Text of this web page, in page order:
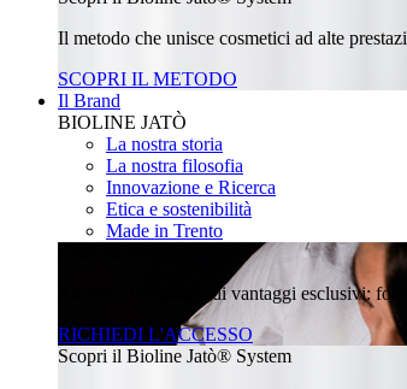
Il metodo che unisce cosmetici ad alte
SCOPRI IL METODO
Il Brand
BIOLINE JATÒ
La nostra storia
La nostra filosofia
Innovazione e Ricerca
Etica e sostenibilità
Made in Trento
Accedi a un mondo di vantaggi esclusivi:
RICHIEDI L'ACCESSO
Scopri il Bioline Jatò® System